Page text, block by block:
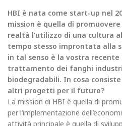
HBI è nata come start-up nel
mission è quella di
realtà l’utilizzo di una cultura
tempo stesso improntata alla
in tal senso è la vostra
trattamento dei fanghi
biodegradabili. In cosa
altri progetti per il futuro?
La mission di HBI è quella di
per l’implementazione
attività principale è quella di